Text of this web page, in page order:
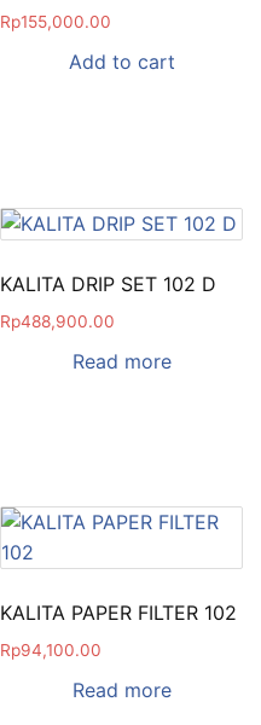
Rp155,000.00
Add to cart
KALITA DRIP SET 102 D
Rp488,900.00
Read more
KALITA PAPER FILTER 102
Rp94,100.00
Read more